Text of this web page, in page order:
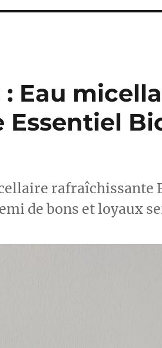
Eau
rafraîchissante
de bons et loyaux